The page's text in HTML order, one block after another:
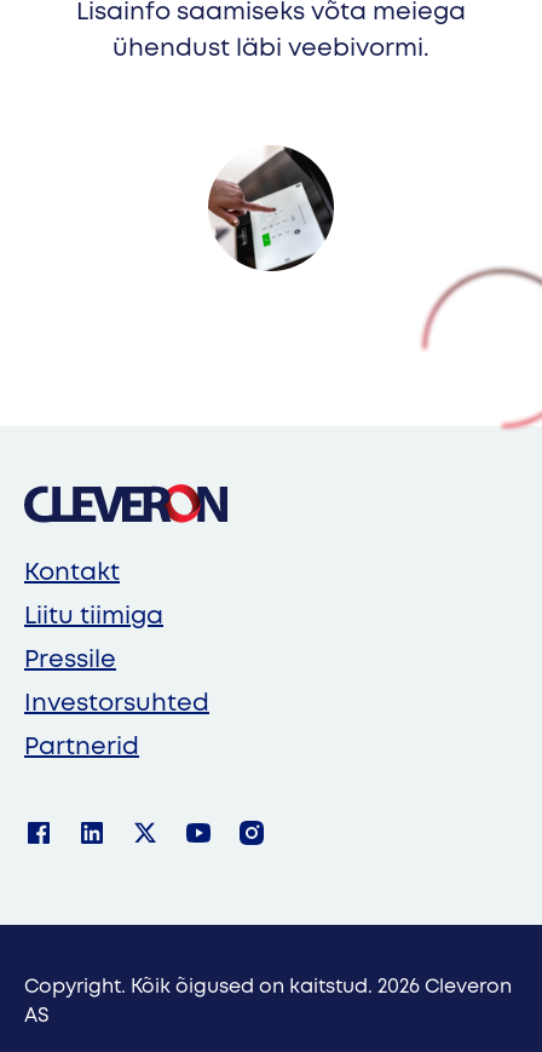
Lisainfo saamiseks võta meiega
ühendust läbi veebivormi.
Kontakt
Liitu tiimiga
Pressile
Investorsuhted
Partnerid
Copyright. Kõik õigused on kaitstud. 2026 Cleveron
AS